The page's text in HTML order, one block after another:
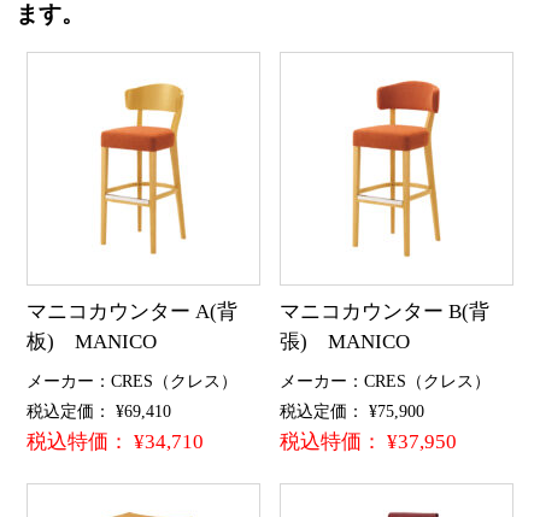
ます。
マニコカウンター A(背
板) MANICO
メーカー：CRES（クレス）
税込定価： ¥69,410
税込特価： ¥34,710
マニコカウンター B(背
張) MANICO
メーカー：CRES（クレス）
税込定価： ¥75,900
税込特価： ¥37,950